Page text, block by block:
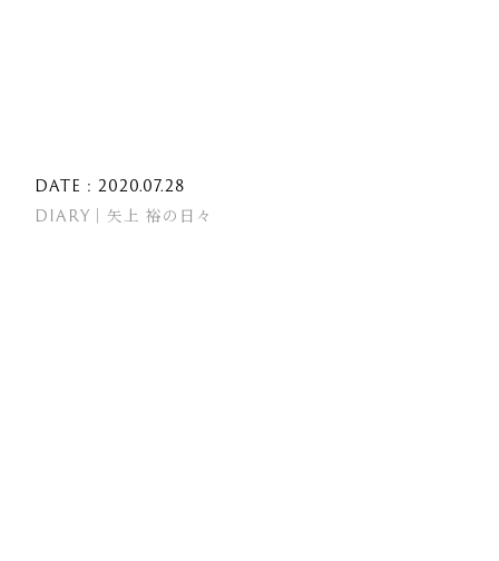
DATE : 2020.07.28
DIARY｜矢上 裕の日々